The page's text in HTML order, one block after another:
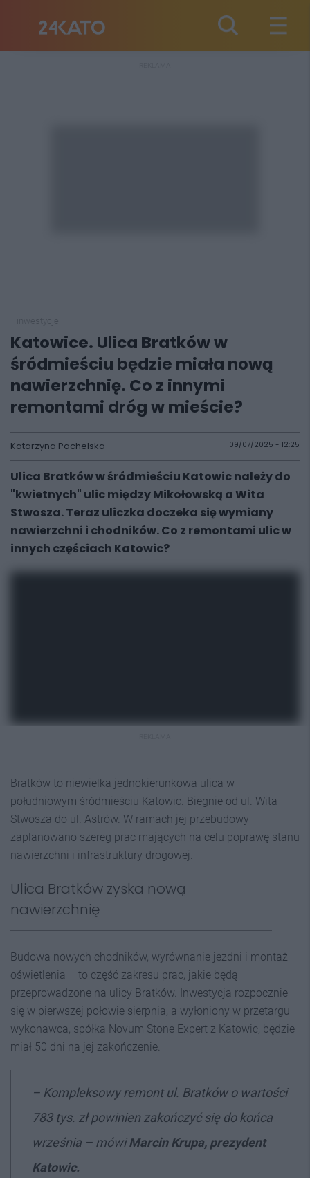
Katowice. Ulica Bratków w
śródmieściu będzie miała nową
nawierzchnię. Co z innymi
remontami dróg w mieście?
Katarzyna Pachelska 09/07/2025 - 12:25
Ulica Bratków w śródmieściu Katowic należy do
"kwietnych" ulic między Mikołowską a Wita
Stwosza. Teraz uliczka doczeka się wymiany
nawierzchni i chodników. Co z remontami ulic w
innych częściach Katowic?
Bratków to niewielka jednokierunkowa ulica w
południowym śródmieściu Katowic. Biegnie od ul. Wita
Stwosza do ul. Astrów. W ramach jej przebudowy
zaplanowano szereg prac mających na celu poprawę stanu
nawierzchni i infrastruktury drogowej.
Ulica Bratków zyska nową
nawierzchnię
Budowa nowych chodników, wyrównanie jezdni i montaż
oświetlenia – to część zakresu prac, jakie będą
przeprowadzone na ulicy Bratków. Inwestycja rozpocznie
się w pierwszej połowie sierpnia, a wyłoniony w przetargu
wykonawca, spółka Novum Stone Expert z Katowic, będzie
miał 50 dni na jej zakończenie.
– Kompleksowy remont ul. Bratków o wartości
783 tys. zł powinien zakończyć się do końca
września – mówiMarcin Krupa, prezydent
Katowic.